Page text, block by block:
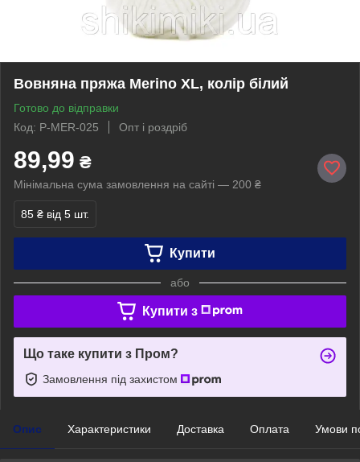
Вовняна пряжа Merino XL, колір білий
Готово до відправки
Код: P-MER-025
Опт і роздріб
89,99 ₴
Мінімальна сума замовлення на сайті — 200 ₴
85 ₴ від 5 шт.
Купити
або
Купити з
Що таке купити з Пром?
Замовлення під захистом
Опис Характеристики Доставка Оплата Умови